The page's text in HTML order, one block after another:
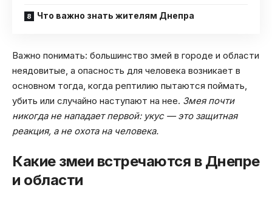
Что важно знать жителям Днепра
Важно понимать: большинство змей в городе и области
неядовитые, а опасность для человека возникает в
основном тогда, когда рептилию пытаются поймать,
убить или случайно наступают на нее. Змея почти
никогда не нападает первой: укус — это защитная
реакция, а не охота на человека.
Какие змеи встречаются в Днепре
и области